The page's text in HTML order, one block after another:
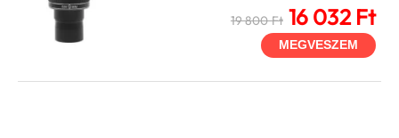
19 800 Ft 16 032 Ft
MEGVESZEM